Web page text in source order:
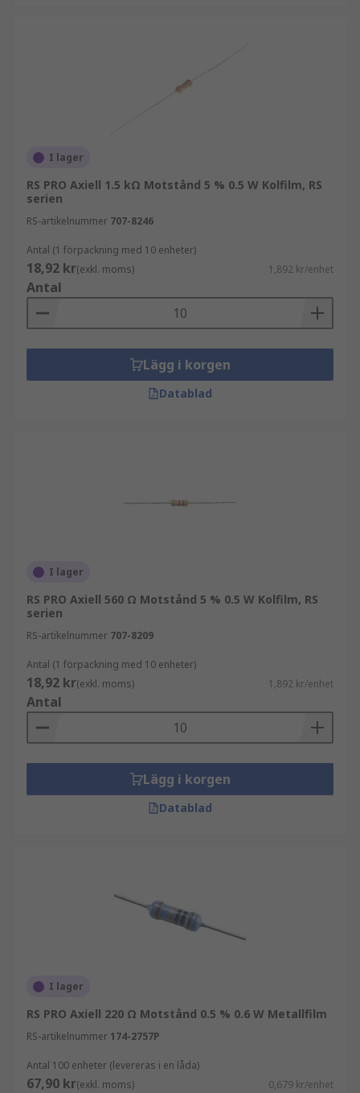
lindade runt kärnor gjorda av keramik, plast
I lager
RS PRO Axiell 1.5 kΩ Motstånd 5 % 0.5 W Kolfilm, RS
serien
RS-artikelnummer 707-8246
Antal (1 förpackning med 10 enheter)
18,92 kr(exkl. moms) 1,892 kr/enhet
Antal
Lägg i korgen
Datablad
I lager
RS PRO Axiell 560 Ω Motstånd 5 % 0.5 W Kolfilm, RS
serien
RS-artikelnummer 707-8209
Antal (1 förpackning med 10 enheter)
18,92 kr(exkl. moms) 1,892 kr/enhet
Antal
Lägg i korgen
Datablad
I lager
RS PRO Axiell 220 Ω Motstånd 0.5 % 0.6 W Metallfilm
RS-artikelnummer 174-2757P
Antal 100 enheter (levereras i en låda)
67,90 kr(exkl. moms) 0,679 kr/enhet